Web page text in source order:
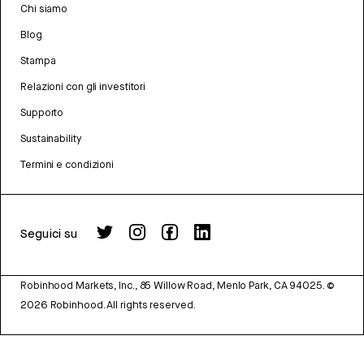
Chi siamo
Blog
Stampa
Relazioni con gli investitori
Supporto
Sustainability
Termini e condizioni
Seguici su
Robinhood Markets, Inc., 85 Willow Road, Menlo Park, CA 94025. ©
2026 Robinhood. All rights reserved.